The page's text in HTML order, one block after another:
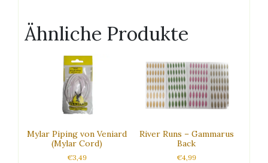
Ähnliche Produkte
Mylar Piping von Veniard
(Mylar Cord)
€3,49
River Runs – Gammarus
Back
€4,99